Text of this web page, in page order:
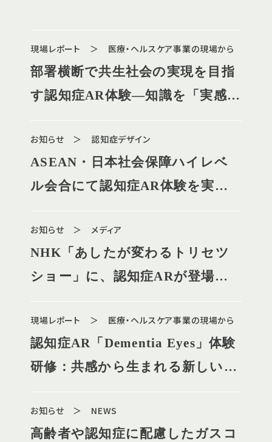
現場レポート ＞ 医療・ヘルスケア事業の現場から
部署横断で共生社会の実現を目指
す認知症AR体験―知識を「実感」
ーチ―
お知らせ ＞ 認知症デザイン
ASEAN・日本社会保障ハイレベ
ル会合にて認知症AR体験を実施
お知らせ ＞ メディア
NHK「あしたが変わるトリセツ
ショー」に、認知症ARが登場し
現場レポート ＞ 医療・ヘルスケア事業の現場から
認知症AR「Dementia Eyes」体験
研修：共感から生まれる新しいケ
お知らせ ＞ NEWS
高齢者や認知症に配慮したガスコ